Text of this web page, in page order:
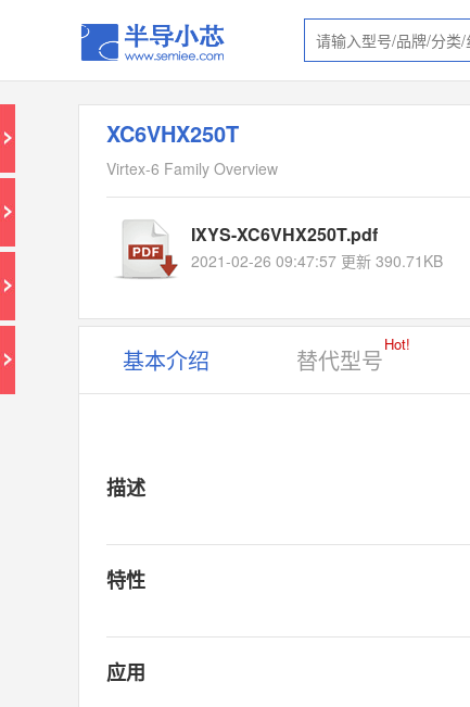
XC6VHX250T
Virtex-6 Family Overview
IXYS-XC6VHX250T.pdf
2021-02-26 09:47:57 更新 390.71KB
基本介绍 替代型号
Hot!
描述
特性
应用